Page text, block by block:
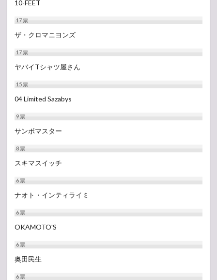
10-FEET
17票
ザ・クロマニヨンズ
17票
ヤバイTシャツ屋さん
15票
04 Limited Sazabys
9票
サンボマスター
8票
スキマスイッチ
6票
ナオト・インティライミ
6票
OKAMOTO'S
6票
奥田民生
6票